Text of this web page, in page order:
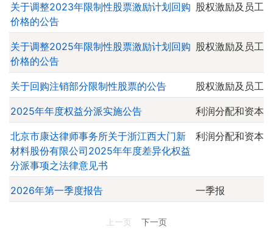
关于调整2023年限制性股票激励计划回购
价格的公告
股权激励及员工
关于调整2025年限制性股票激励计划回购
价格的公告
股权激励及员工
关于回购注销部分限制性股票的公告 股权激励及员工
2025年年度权益分派实施公告 利润分配和资本
北京市康达律师事务所关于浙江西大门新
材料股份有限公司2025年年度差异化权益
分派事项之法律意见书
利润分配和资本
2026年第一季度报告 一季报
上一页 下一页